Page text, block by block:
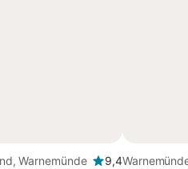
Warnemünde
9,4